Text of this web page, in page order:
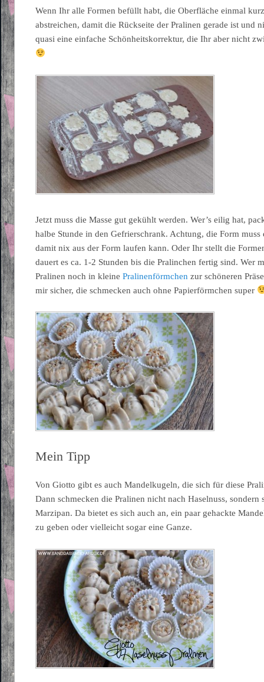
Wenn Ihr alle Formen befüllt habt, die Oberfläche einmal
abstreichen, damit die Rückseite der Pralinen gerade ist und
quasi eine einfache Schönheitskorrektur, die Ihr aber nicht
Jetzt muss die Masse gut gekühlt werden. Wer’s eilig hat,
halbe Stunde in den Gefrierschrank. Achtung, die Form muss
damit nix aus der Form laufen kann. Oder Ihr stellt die
dauert es ca. 1-2 Stunden bis die Pralinchen fertig sind. Wer
Pralinen noch in kleinePralinenförmchen zur schöneren
mir sicher, die schmecken auch ohne Papierförmchen super
Mein Tipp
Von Giotto gibt es auch Mandelkugeln, die sich für diese
Dann schmecken die Pralinen nicht nach Haselnuss, sondern
Marzipan. Da bietet es sich auch an, ein paar gehackte
zu geben oder vielleicht sogar eine Ganze.